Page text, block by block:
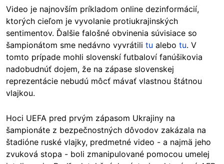
Video je najnovším príkladom online dezinformácií,
ktorých cieľom je vyvolanie protiukrajinských
sentimentov. Ďalšie falošné obvinenia súvisiace so
šampionátom sme nedávno vyvrátili tu alebo tu. V
tomto prípade mohli slovenskí futbaloví fanúšikovia
nadobudnúť dojem, že na zápase slovenskej
reprezentácie nebudú môcť mávať vlastnou štátnou
vlajkou.
Hoci UEFA pred prvým zápasom Ukrajiny na
šampionáte z bezpečnostných dôvodov zakázala na
štadióne ruské vlajky, predmetné video - a najmä jeho
zvuková stopa - boli zmanipulované pomocou umelej